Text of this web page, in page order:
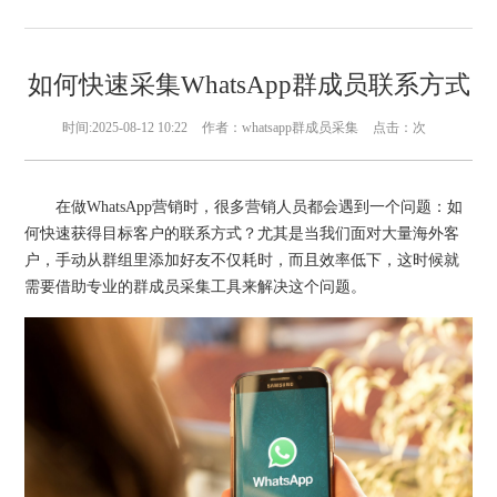
如何快速采集WhatsApp群成员联系方式
时间:2025-08-12 10:22 作者：whatsapp群成员采集 点击： 次
在做WhatsApp营销时，很多营销人员都会遇到一个问题：如
何快速获得目标客户的联系方式？尤其是当我们面对大量海外客
户，手动从群组里添加好友不仅耗时，而且效率低下，这时候就
需要借助专业的群成员采集工具来解决这个问题。